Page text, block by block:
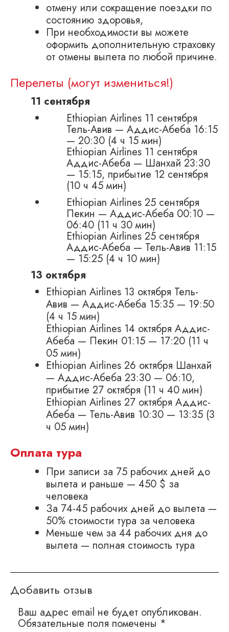
отмену или сокращение поездки по
состоянию здоровья,
При необходимости вы можете
оформить дополнительную страховку
от отмены вылета по любой причине.
Перелеты (могут измениться!)
11 сентября
Ethiopian Airlines 11 сентября
Тель-Авив — Аддис-Абеба 16:15
— 20:30 (4 ч 15 мин)
Ethiopian Airlines 11 сентября
Аддис-Абеба — Шанхай 23:30
— 15:15, прибытие 12 сентября
(10 ч 45 мин)
Ethiopian Airlines 25 сентября
Пекин — Аддис-Абеба 00:10 —
06:40 (11 ч 30 мин)
Ethiopian Airlines 25 сентября
Аддис-Абеба — Тель-Авив 11:15
— 15:25 (4 ч 10 мин)
13 октября
Ethiopian Airlines 13 октября Тель-
Авив — Аддис-Абеба 15:35 — 19:50
(4 ч 15 мин)
Ethiopian Airlines 14 октября Аддис-
Абеба — Пекин 01:15 — 17:20 (11 ч
05 мин)
Ethiopian Airlines 26 октября Шанхай
— Аддис-Абеба 23:30 — 06:10,
прибытие 27 октября (11 ч 40 мин)
Ethiopian Airlines 27 октября Аддис-
Абеба — Тель-Авив 10:30 — 13:35 (3
ч 05 мин)
Оплата тура
При записи за 75 рабочих дней до
вылета и раньше — 450 $ за
человека
За 74-45 рабочих дней до вылета —
50% стоимости тура за человека
Меньше чем за 44 рабочих дня до
вылета — полная стоимость тура
Добавить отзыв
Ваш адрес email не будет опубликован.
Обязательные поля помечены *